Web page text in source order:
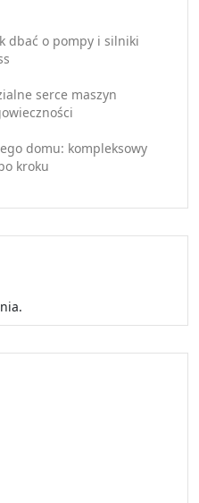
dbać o pompy i silniki
serce maszyn
domu: kompleksowy
kroku